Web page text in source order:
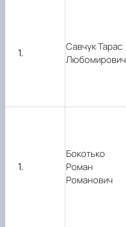
Савчук Тарас
Любомирович
Бокотько
Роман
Романович